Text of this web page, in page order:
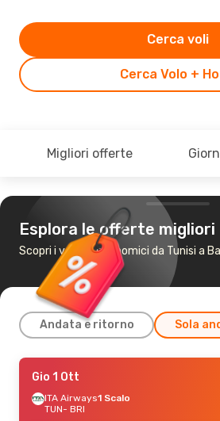
Cerca Volo +
Cerca voli
Migliori offerte
Esplora le offerte migliori
Scopri i voli più economici da Tunisi a
Andata e ritorno Sola
Sab 24 Ott
ITA Airways1 Scalo
TUN- BRI
Gio 1 Ott
ITA Airways1 Scalo
TUN- BRI